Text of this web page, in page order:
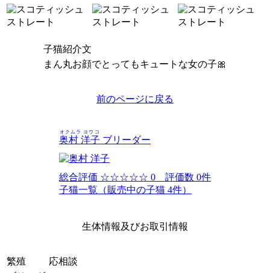
子猫紹介文
まん丸お顔でとってもキュートな女の子🎀
前のページに戻る
奥村 洋子
オクムラ ヨウコ
ブリーダー
総合評価 ☆☆☆☆☆ 0 評価数 0件
子猫一覧（販売中の子猫 4件）
生体情報及びお取引情報
繁殖
応相談